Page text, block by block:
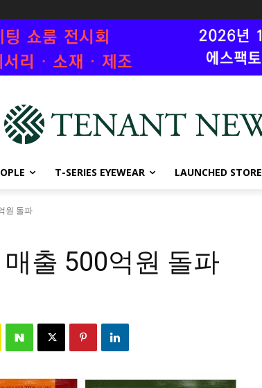
T-SERIES EYEWEAR LAUNCHED STORE
원 돌파
매출 500억원 돌파